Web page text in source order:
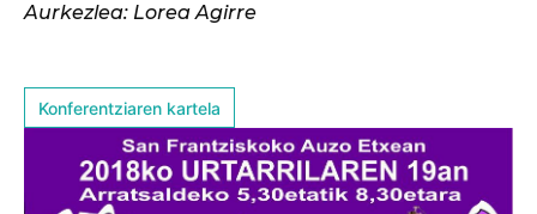
Aurkezlea: Lorea Agirre
Konferentziaren kartela